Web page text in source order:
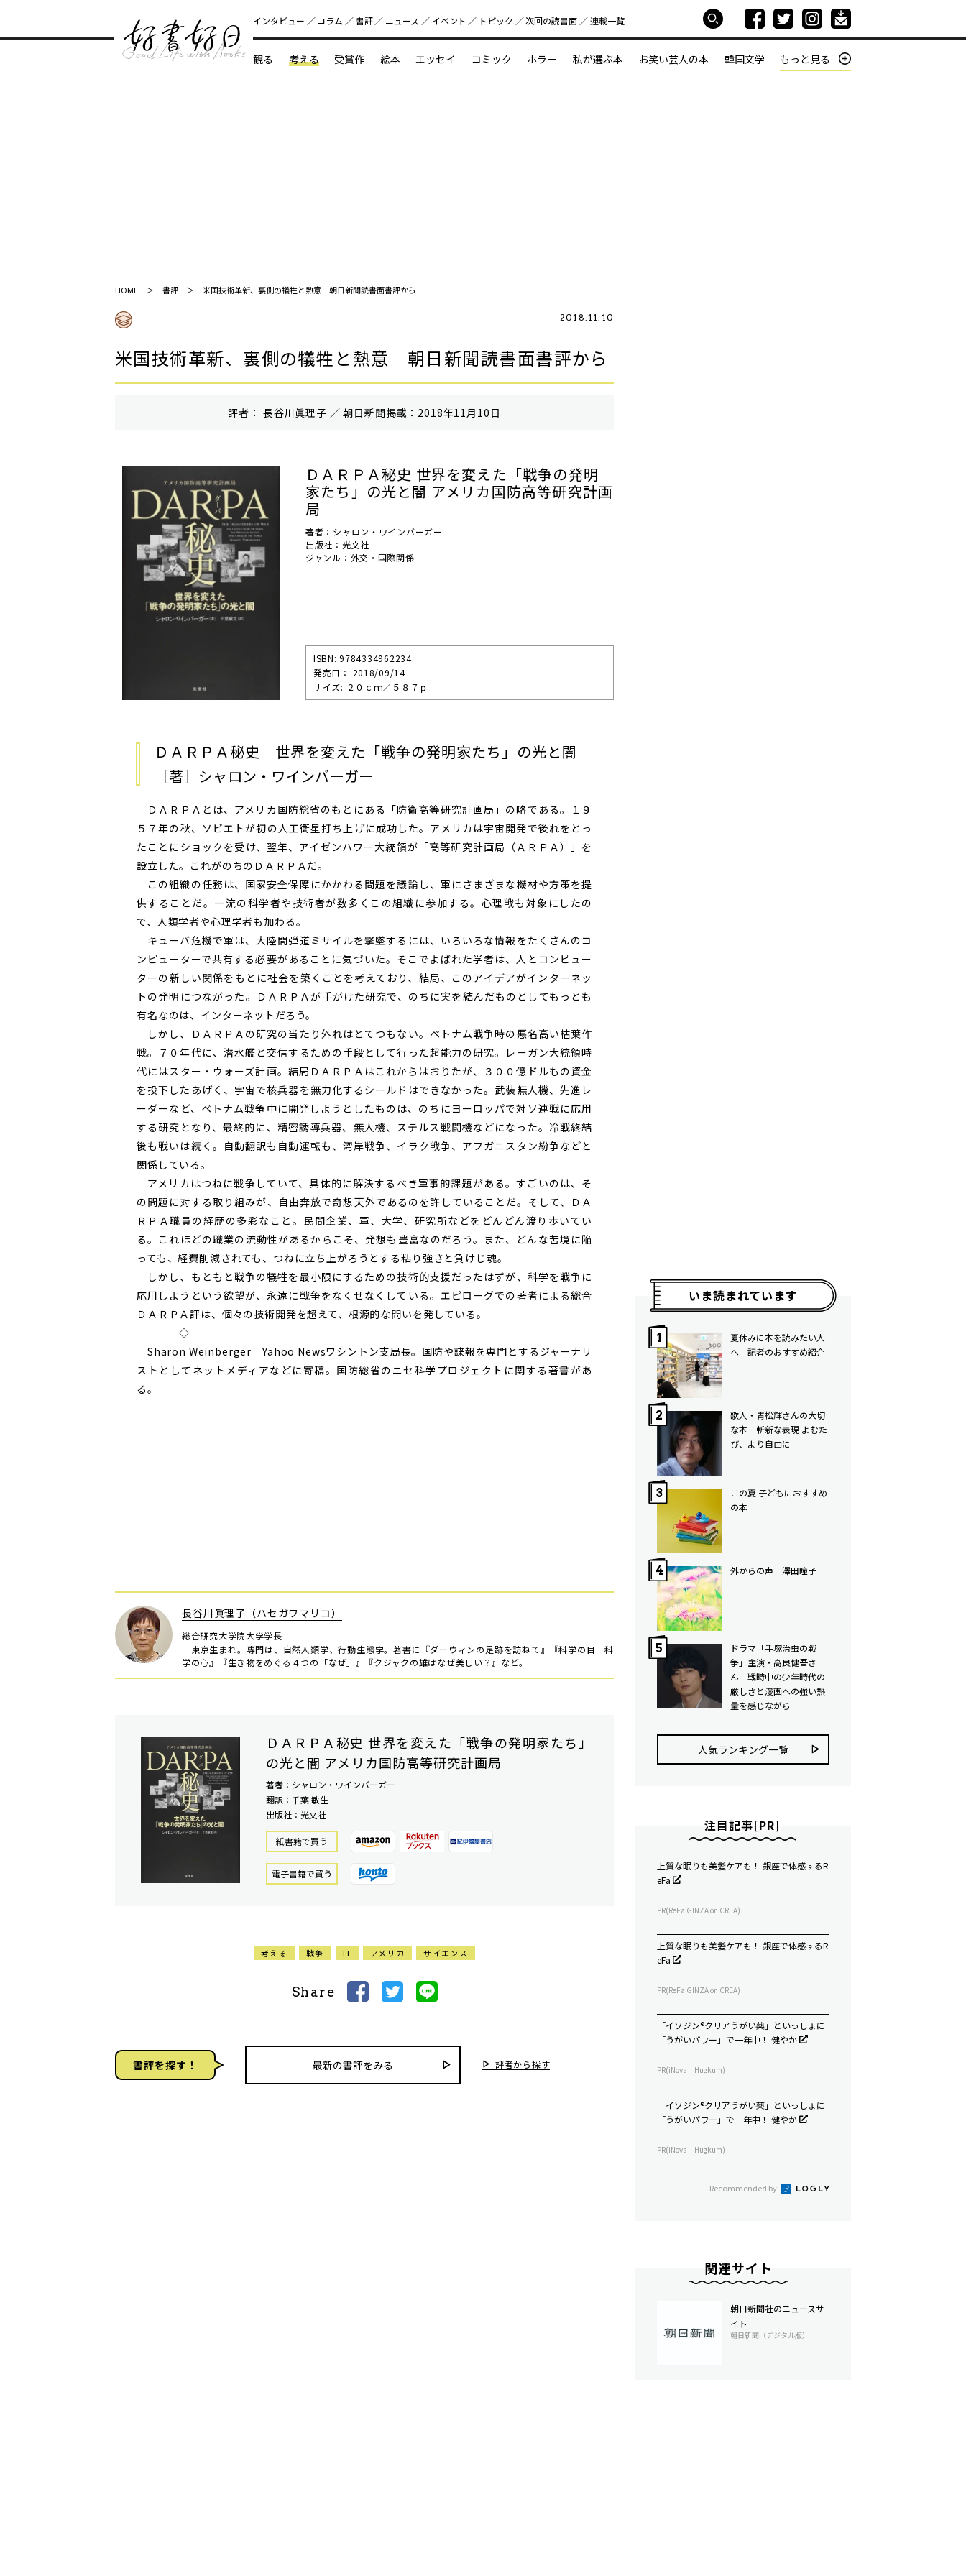
好書好日
インタビュー コラム 書評 ニュース イベント トピック 次回の読書⾯ 連載一覧
観る 考える 受賞作 絵本 エッセイ コミック ホラー 私が選ぶ本 お笑い芸人の本 韓国文学 もっと見る
HOME 書評 米国技術革新、裏側の犠牲と熱意 朝日新聞読書面書評から
2018.11.10
米国技術革新、裏側の犠牲と熱意 朝日新聞読書面書評から
評者： 長谷川眞理子 ／ 朝⽇新聞掲載：2018年11月10日
ＤＡＲＰＡ秘史 世界を変えた「戦争の発明
家たち」の光と闇 アメリカ国防高等研究計画
局
著者：シャロン・ワインバーガー
出版社：光文社
ジャンル：外交・国際関係
ISBN: 9784334962234
発売⽇： 2018/09/14
サイズ: ２０ｃｍ／５８７ｐ
ＤＡＲＰＡ秘史 世界を変えた「戦争の発明家たち」の光と闇
［著］シャロン・ワインバーガー
ＤＡＲＰＡとは、アメリカ国防総省のもとにある「防衛高等研究計画局」の略である。１９
５７年の秋、ソビエトが初の人工衛星打ち上げに成功した。アメリカは宇宙開発で後れをとっ
たことにショックを受け、翌年、アイゼンハワー大統領が「高等研究計画局（ＡＲＰＡ）」を
設立した。これがのちのＤＡＲＰＡだ。
この組織の任務は、国家安全保障にかかわる問題を議論し、軍にさまざまな機材や方策を提
供することだ。一流の科学者や技術者が数多くこの組織に参加する。心理戦も対象にしたの
で、人類学者や心理学者も加わる。
キューバ危機で軍は、大陸間弾道ミサイルを撃墜するには、いろいろな情報をたくさんのコ
ンピューターで共有する必要があることに気づいた。そこでよばれた学者は、人とコンピュー
ターの新しい関係をもとに社会を築くことを考えており、結局、このアイデアがインターネッ
トの発明につながった。ＤＡＲＰＡが手がけた研究で、のちに実を結んだものとしてもっとも
有名なのは、インターネットだろう。
しかし、ＤＡＲＰＡの研究の当たり外れはとてつもない。ベトナム戦争時の悪名高い枯葉作
戦。７０年代に、潜水艦と交信するための手段として行った超能力の研究。レーガン大統領時
代にはスター・ウォーズ計画。結局ＤＡＲＰＡはこれからはおりたが、３００億ドルもの資金
を投下したあげく、宇宙で核兵器を無力化するシールドはできなかった。武装無人機、先進レ
ーダーなど、ベトナム戦争中に開発しようとしたものは、のちにヨーロッパで対ソ連戦に応用
する研究となり、最終的に、精密誘導兵器、無人機、ステルス戦闘機などになった。冷戦終結
後も戦いは続く。自動翻訳も自動運転も、湾岸戦争、イラク戦争、アフガニスタン紛争などと
関係している。
アメリカはつねに戦争していて、具体的に解決するべき軍事的課題がある。すごいのは、そ
の問題に対する取り組みが、自由奔放で奇想天外であるのを許していることだ。そして、ＤＡ
ＲＰＡ職員の経歴の多彩なこと。民間企業、軍、大学、研究所などをどんどん渡り歩いてい
る。これほどの職業の流動性があるからこそ、発想も豊富なのだろう。また、どんな苦境に陥
っても、経費削減されても、つねに立ち上がろうとする粘り強さと負けじ魂。
しかし、もともと戦争の犠牲を最小限にするための技術的支援だったはずが、科学を戦争に
応用しようという欲望が、永遠に戦争をなくせなくしている。エピローグでの著者による総合
ＤＡＲＰＡ評は、個々の技術開発を超えて、根源的な問いを発している。
◇
Sharon Weinberger Yahoo Newsワシントン支局長。国防や諜報を専門とするジャーナリ
ストとしてネットメディアなどに寄稿。国防総省のニセ科学プロジェクトに関する著書があ
る。
長谷川眞理子（ハセガワマリコ）
総合研究大学院大学学長
東京生まれ。専門は、自然人類学、行動生態学。著書に『ダーウィンの足跡を訪ねて』『科学の目 科
学の心』『生き物をめぐる４つの「なぜ」』『クジャクの雄はなぜ美しい？』など。
ＤＡＲＰＡ秘史 世界を変えた「戦争の発明家たち」
の光と闇 アメリカ国防高等研究計画局
著者：シャロン・ワインバーガー
翻訳：千葉 敏生
出版社：光文社
紙書籍で買う
電⼦書籍で買う
考える 戦争 IT アメリカ サイエンス
Share
書評を探す！ 最新の書評をみる 評者から探す
いま読まれています
夏休みに本を読みたい人
へ 記者のおすすめ紹介
歌人・青松輝さんの大切
な本 斬新な表現 よむた
び、より自由に
この夏 子どもにおすすめ
の本
外からの声 澤田瞳子
ドラマ「手塚治虫の戦
争」主演・高良健吾さ
ん 戦時中の少年時代の
厳しさと漫画への強い熱
量を感じながら
人気ランキング⼀覧
注目記事[PR]
上質な眠りも美髪ケアも！ 銀座で体感するR
eFa
PR(ReFa GINZA on CREA)
上質な眠りも美髪ケアも！ 銀座で体感するR
eFa
PR(ReFa GINZA on CREA)
「イソジン®クリアうがい薬」といっしょに
「うがいパワー」で一年中！ 健やか
PR(iNova｜Hugkum)
「イソジン®クリアうがい薬」といっしょに
「うがいパワー」で一年中！ 健やか
PR(iNova｜Hugkum)
Recommended by
関連サイト
朝日新聞社のニュースサ
イト
朝日新聞（デジタル版）